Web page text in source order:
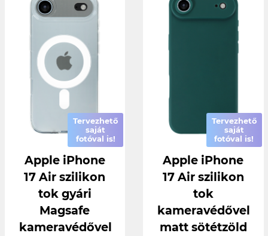
Tervezhető
saját
fotóval is!
Apple iPhone
17 Air szilikon
tok gyári
Magsafe
kameravédővel
Tervezhető
saját
fotóval is!
Apple iPhone
17 Air szilikon
tok
kameravédővel
matt sötétzöld